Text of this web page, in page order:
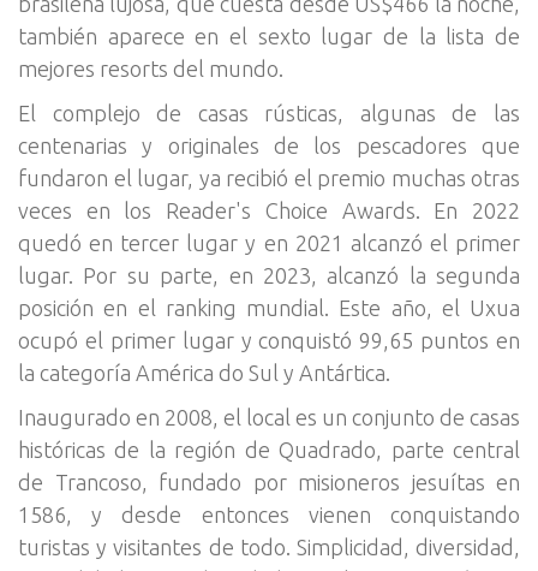
también aparece en el sexto lugar de la lista de
mejores resorts del mundo.
El complejo de casas rústicas, algunas de las
centenarias y originales de los pescadores que
fundaron el lugar, ya recibió el premio muchas otras
veces en los Reader's Choice Awards. En 2022
quedó en tercer lugar y en 2021 alcanzó el primer
lugar. Por su parte, en 2023, alcanzó la segunda
posición en el ranking mundial. Este año, el Uxua
ocupó el primer lugar y conquistó 99,65 puntos en
la categoría América do Sul y Antártica.
Inaugurado en 2008, el local es un conjunto de casas
históricas de la región de Quadrado, parte central
de Trancoso, fundado por misioneros jesuítas en
1586, y desde entonces vienen conquistando
turistas y visitantes de todo. Simplicidad, diversidad,